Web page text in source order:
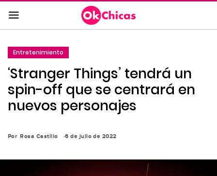
Saltar
al
contenido
a
la
navegación
principal
Entretenimiento
‘Stranger Things’ tendrá un
spin-off que se centrará en
nuevos personajes
Por Rosa Castillo 6 de julio de 2022